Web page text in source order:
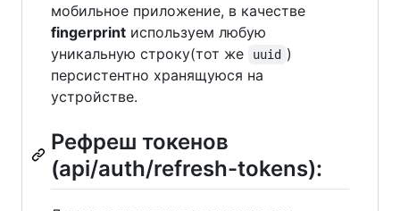
мобильное приложение, в качестве
fingerprint используем любую
уникальную строку(тот же
uuid )
персистентно хранящуюся на
устройстве.
Рефреш токенов
(api/auth/refresh-tokens):